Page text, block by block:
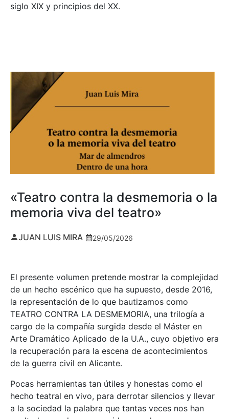
siglo XIX y principios del XX.
«Teatro contra la desmemoria o la
memoria viva del teatro»
JUAN LUIS MIRA 29/05/2026
El presente volumen pretende mostrar la complejidad
de un hecho escénico que ha supuesto, desde 2016,
la representación de lo que bautizamos como
TEATRO CONTRA LA DESMEMORIA, una trilogía a
cargo de la compañía surgida desde el Máster en
Arte Dramático Aplicado de la U.A., cuyo objetivo era
la recuperación para la escena de acontecimientos
de la guerra civil en Alicante.
Pocas herramientas tan útiles y honestas como el
hecho teatral en vivo, para derrotar silencios y llevar
a la sociedad la palabra que tantas veces nos han